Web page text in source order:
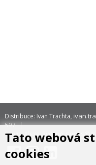
Distribuce: Ivan Trachta,
597
Servis: Alexej Rydzoň,
Tato webová
cookies